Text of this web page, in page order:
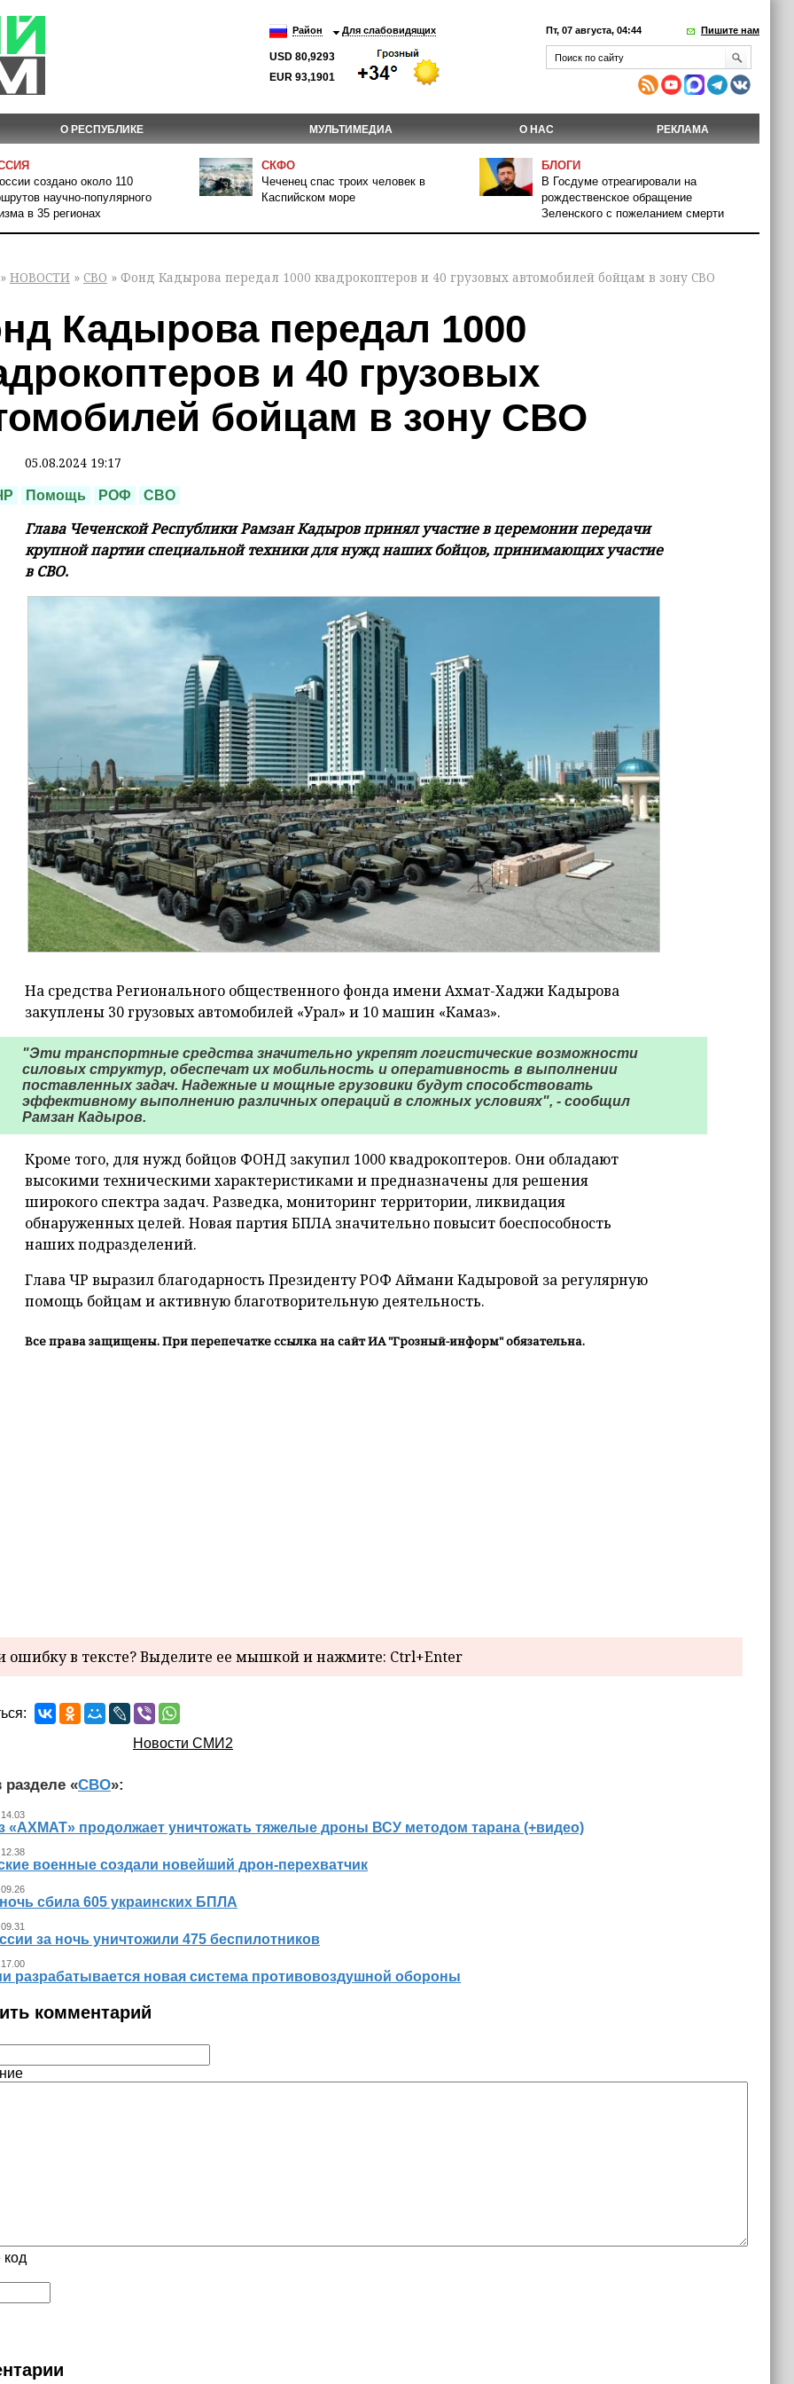
Район Для слабовидящих
USD 80,9293
EUR 93,1901
Пт, 07 августа, 04:44 Пишите нам
О РЕСПУБЛИКЕ МУЛЬТИМЕДИА О НАС РЕКЛАМА
создано около 110
научно-популярного
в 35 регионах
СКФО
Чеченец спас троих человек в
Каспийском море
БЛОГИ
В Госдуме отреагировали на
рождественское обращение
Зеленского с пожеланием смерти
» НОВОСТИ » СВО » Фонд Кадырова передал 1000 квадрокоптеров и 40 грузовых автомобилей бойцам в зону СВО
Кадырова передал 1000
и 40 грузовых
бойцам в зону СВО
05.08.2024 19:17
Помощь РОФ СВО
Глава Чеченской Республики Рамзан Кадыров принял участие в церемонии передачи
крупной партии специальной техники для нужд наших бойцов, принимающих участие
в СВО.
На средства Регионального общественного фонда имени Ахмат-Хаджи Кадырова
закуплены 30 грузовых автомобилей «Урал» и 10 машин «Камаз».
"Эти транспортные средства значительно укрепят логистические возможности
силовых структур, обеспечат их мобильность и оперативность в выполнении
поставленных задач. Надежные и мощные грузовики будут способствовать
эффективному выполнению различных операций в сложных условиях", - сообщил
Рамзан Кадыров.
Кроме того, для нужд бойцов ФОНД закупил 1000 квадрокоптеров. Они обладают
высокими техническими характеристиками и предназначены для решения
широкого спектра задач. Разведка, мониторинг территории, ликвидация
обнаруженных целей. Новая партия БПЛА значительно повысит боеспособность
наших подразделений.
Глава ЧР выразил благодарность Президенту РОФ Аймани Кадыровой за регулярную
помощь бойцам и активную благотворительную деятельность.
Все права защищены. При перепечатке ссылка на сайт ИА "Грозный-информ" обязательна.
в тексте? Выделите ее мышкой и нажмите: Ctrl+Enter
Новости СМИ2
разделе «СВО»:
«АХМАТ» продолжает уничтожать тяжелые дроны ВСУ методом тарана (+видео)
военные создали новейший дрон-перехватчик
сбила 605 украинских БПЛА
за ночь уничтожили 475 беспилотников
разрабатывается новая система противовоздушной обороны
комментарий
код